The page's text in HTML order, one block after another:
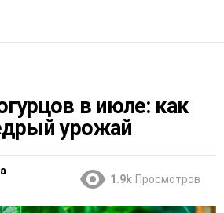
в июле: как
урожай
1.9k Просмотров